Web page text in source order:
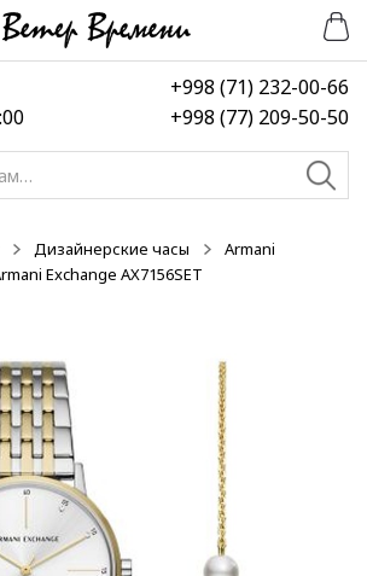
+998 (71) 232-00-66
+998 (77) 209-50-50
Дизайнерские часы
Armani
Exchange AX7156SET